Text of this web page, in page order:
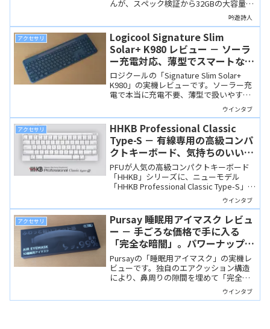
んが、スペック検証から32GBの大容量メ
モリを活かしたRAMディスク設定、
ffmpegによる画像一括変換まで、ミニPC
を24時間フル活用する独自の運用術を実
践・紹介します。
吟遊詩人
アクセサリ
Logicool Signature Slim
Solar+ K980 レビュー － ソーラ
ー充電対応、薄型でスマートなテ
ンキー付きワイヤレスキーボー
ド、本当に充電不要でした！
ロジクールの「Signature Slim Solar+
K980」の実機レビューです。ソーラー充
電で本当に充電不要、薄型で扱いやすく
配列や打鍵感も良好でした。Logi
Options+での豊富なカスタマイズも魅力
です。
ウインタブ
アクセサリ
HHKB Professional Classic
Type-S － 有線専用の高級コンパ
クトキーボード、気持ちのいい打
鍵感と静音性を両立
PFUが人気の高級コンパクトキーボード
「HHKB」シリーズに、ニューモデル
「HHKB Professional Classic Type-S」を
加えました。静電容量無接点方式による
気持ちのいい打鍵感と、高い静粛性を両
立しています。
ウインタブ
アクセサリ
Pursay 睡眠用アイマスク レビュ
ー － 手ごろな価格で手に入る
「完全な暗闇」。パワーナップや
キャンプにも重宝するアイマスク
Pursayの「睡眠用アイマスク」の実機レ
ビューです。独自のエアクッション構造
により、鼻周りの隙間を埋めて「完全な
暗闇」を実現しています。28gと軽量で、
自宅での就寝はもちろん、オフィスでの
ウインタブ